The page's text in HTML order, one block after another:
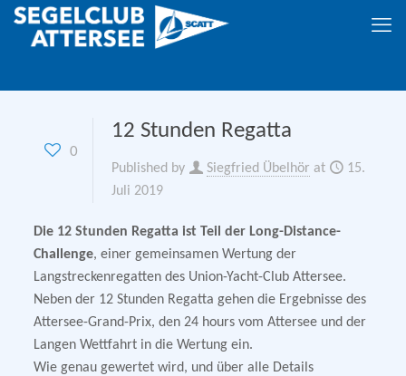
0
12 Stunden Regatta
Published by Siegfried Übelhör at
15.
Juli 2019
Die 12 Stunden Regatta ist Teil der Long-Distance-
Challenge, einer gemeinsamen Wertung der
Langstreckenregatten des Union-Yacht-Club Attersee.
Neben der 12 Stunden Regatta gehen die Ergebnisse des
Attersee-Grand-Prix, den 24 hours vom Attersee und der
Langen Wettfahrt in die Wertung ein.
Wie genau gewertet wird, und über alle Details